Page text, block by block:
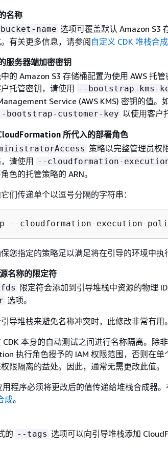
名称
name 选项可覆盖默认 Amazon S3
有关更多信息，请参阅自定义 CDK 堆栈合成
服务器端加密密钥
的 Amazon S3 存储桶配置为使用 AWS 托
托管密钥，请使用 --bootstrap-kms-
Service (AWS KMS) 密钥的值。
bootstrap-customer-key 以使用客户
所代入的部署角色
策略以完整管理员权
请使用 --cloudformation-
色的托管策略的 ARN。
们传递单个以逗号分隔的字符串：
--cloudformation-execution-
您指定的策略足以满足将在引导的环境中执
名称的限定符
限定符会添加到引导堆栈中资源的物理 ID
选项。
导堆栈来避免名称冲突时，此修改非常有用。
本身的自动测试之间进行名称隔离。除
执行角色授予的 IAM 权限范围，否则在单
限隔离的益处。因此，通常无需更改此值。
用程序必须将更改后的值传递给堆栈合成器
成。
的 --tags 选项可以向引导堆栈添加